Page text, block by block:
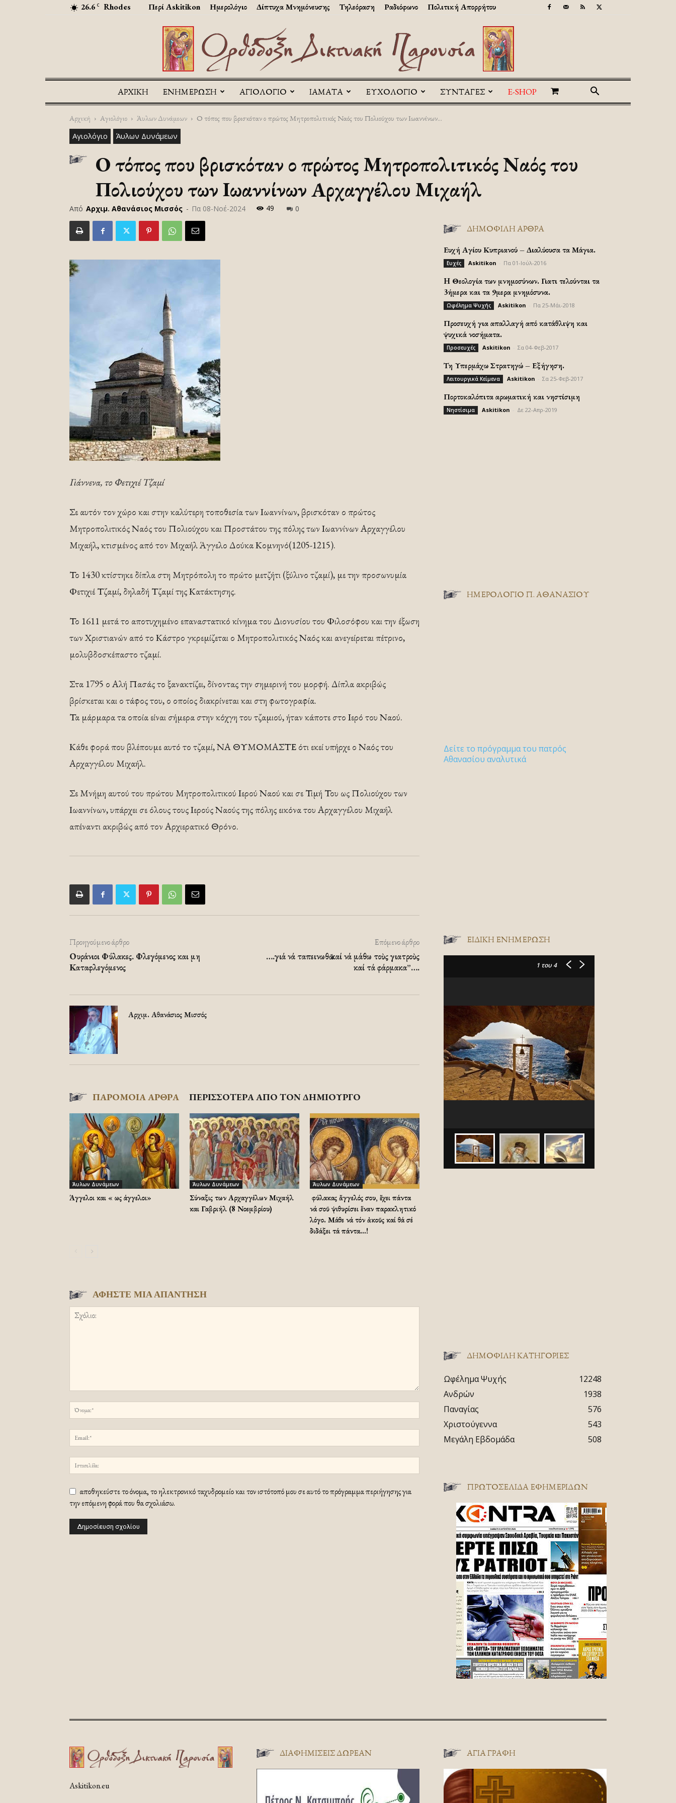
26.6 C Rhodes Περί Askitikon Ημερολόγιο Δίπτυχα Μνημόνευσης Τηλεόραση Ραδιόφωνο Πολιτική Απορρήτου
Askitikon
ΑΡΧΙΚΉ ΕΝΗΜΕΡΩΣΗ ΑΓΙΟΛΟΓΙΟ ΙΑΜΑΤΑ ΕΥΧΟΛΟΓΙΟ ΣΥΝΤΑΓΕΣ E-SHOP
Αρχική Αγιολόγιο Άυλων Δυνάμεων Ο τόπος που βρισκόταν ο πρώτος Μητροπολιτικός Ναός του Πολιούχου των Ιωαννίνων...
Αγιολόγιο Άυλων Δυνάμεων
Ο τόπος που βρισκόταν ο πρώτος Μητροπολιτικός Ναός του
Πολιούχου των Ιωαννίνων Αρχαγγέλου Μιχαήλ
Από Αρχιμ. Αθανάσιος Μισσός - Πα 08-Νοέ-2024 49 0
Γιάννενα, το Φετιχιέ Τζαμί
Σε αυτόν τον χώρο και στην καλύτερη τοποθεσία των Ιωαννίνων, βρισκόταν ο πρώτος
Μητροπολιτικός Ναός του Πολιούχου και Προστάτου της πόλης των Ιωαννίνων Αρχαγγέλου
Μιχαήλ, κτισμένος από τον Μιχαήλ Άγγελο Δούκα Κομνηνό(1205-1215).
Το 1430 κτίστηκε δίπλα στη Μητρόπολη το πρώτο μετζήτι (ξύλινο τζαμί), με την προσωνυμία
Φετιχιέ Τζαμί, δηλαδή Τζαμί της Κατάκτησης.
Το 1611 μετά το αποτυχημένο επαναστατικό κίνημα του Διονυσίου του Φιλοσόφου και την έξωση
των Χριστιανών από το Κάστρο γκρεμίζεται ο Μητροπολιτικός Ναός και ανεγείρεται πέτρινο,
μολυβδοσκέπαστο τζαμί.
Στα 1795 ο Αλή Πασάς το ξανακτίζει, δίνοντας την σημερινή του μορφή. Δίπλα ακριβώς
βρίσκεται και ο τάφος του, ο οποίος διακρίνεται και στη φωτογραφία.
Τα μάρμαρα τα οποία είναι σήμερα στην κόχγη του τζαμιού, ήταν κάποτε στο Ιερό του Ναού.
Κάθε φορά που βλέπουμε αυτό το τζαμί, ΝΑ ΘΥΜΟΜΑΣΤΕ ότι εκεί υπήρχε ο Ναός του
Αρχαγγέλου Μιχαήλ.
Σε Μνήμη αυτού του πρώτου Μητροπολιτικού Ιερού Ναού και σε Τιμή Του ως Πολιούχου των
Ιωαννίνων, υπάρχει σε όλους τους Ιερούς Ναούς της πόλης εικόνα του Αρχαγγέλου Μιχαήλ
απέναντι ακριβώς από τον Αρχιερατικό Θρόνο.
Προηγούμενο άρθρο
Ουράνιοι Φύλακες. Φλεγόμενος και μη
Καταφλεγόμενος
Επόμενο άρθρο
….γιά νά ταπεινωθῶ καί νά μάθω τοὺς γιατροὺς
καί τά φάρμακα”….
Αρχιμ. Αθανάσιος Μισσός
ΠΑΡΟΜΟΙΑ ΑΡΘΡΑ ΠΕΡΙΣΣΟΤΕΡΑ ΑΠΟ ΤΟΝ ΔΗΜΙΟΥΡΓΟ
Άυλων Δυνάμεων
Άγγελοι και « ως άγγελοι»
Άυλων Δυνάμεων
Σύναξις των Αρχαγγέλων Μιχαήλ
και Γαβριήλ (8 Νοεμβρίου)
Άυλων Δυνάμεων
Ὁ φύλακας ἄγγελός σου, ἔχει πάντα
νά σοῦ ψιθυρίσει ἕναν παρακλητικό
λόγο. Μάθε νά τόν ἀκοῦς καί θά σέ
διδάξει τά πάντα…!
ΑΦΗΣΤΕ ΜΙΑ ΑΠΑΝΤΗΣΗ
αποθηκεύστε το όνομα, το ηλεκτρονικό ταχυδρομείο και τον ιστότοπό μου σε αυτό το πρόγραμμα περιήγησης για
την επόμενη φορά που θα σχολιάσω.
ΔΗΜΟΦΙΛΗ ΑΡΘΡΑ
Ευχή Αγίου Κυπριανού – Διαλύουσα τα Μάγια.
Ευχές Askitikon Πα 01-Ιούλ-2016
H Θεολογία των μνημοσύνων. Γιατι τελούνται τα
3ήμερα και τα 9μερα μνημόσυνα.
Ωφέλημα Ψυχής Askitikon Πα 25-Μάι-2018
Προσευχή για απαλλαγή από κατάθλιψη και
ψυχικά νοσήματα.
Προσευχές Askitikon Σα 04-Φεβ-2017
Τη Υπερμάχω Στρατηγώ – Εξήγηση.
Λειτουργικά Κείμενα Askitikon Σα 25-Φεβ-2017
Πορτοκαλόπιτα αρωματική και νηστίσιμη
Νηστίσιμα Askitikon Δε 22-Απρ-2019
ΗΜΕΡΟΛΟΓΙΟ Π. ΑΘΑΝΑΣΙΟΥ
Δείτε το πρόγραμμα του πατρός
Αθανασίου αναλυτικά
ΕΙΔΙΚΉ ΕΝΗΜΈΡΩΣΗ
1 του 4
ΔΗΜΟΦΙΛΗ ΚΑΤΗΓΟΡΙΕΣ
Ωφέλημα Ψυχής
12248
Ανδρών
1938
Παναγίας
576
Χριστούγεννα
543
Μεγάλη Εβδομάδα
508
ΠΡΩΤΟΣΈΛΙΔΑ ΕΦΗΜΕΡΊΔΩΝ
Askitikon.eu
ΔΙΑΦΗΜΊΣΕΙΣ ΔΩΡΕΆΝ ΑΓΊΑ ΓΡΑΦΉ